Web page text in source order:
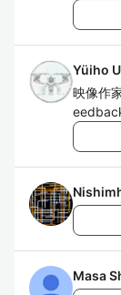
Yüiho
映像作
Masa